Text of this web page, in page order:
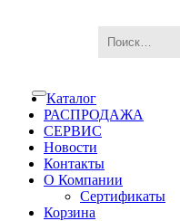
Skip
navigation
Skip
content
Toggle
navigation
Каталог
РАСПРОДАЖА
СЕРВИС
Новости
Контакты
О Компании
Сертификаты
Корзина